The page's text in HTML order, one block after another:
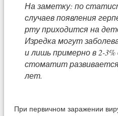
На заметку: по
случаев появления
рту приходится на
Изредка могут
и лишь примерно в 2-
стоматит
лет.
При первичном заражении